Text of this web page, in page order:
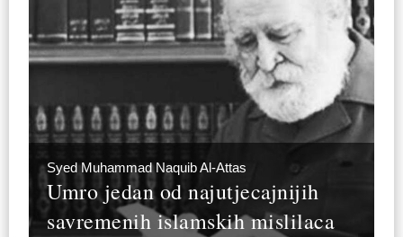
Syed Muhammad Naquib Al-Attas
Umro jedan od najutjecajnijih
savremenih islamskih mislilaca